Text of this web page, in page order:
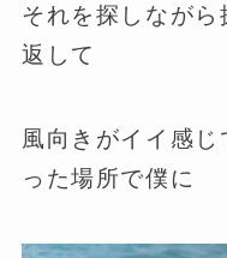
それを探しながら
返して
風向きがイイ感
った場所で僕に